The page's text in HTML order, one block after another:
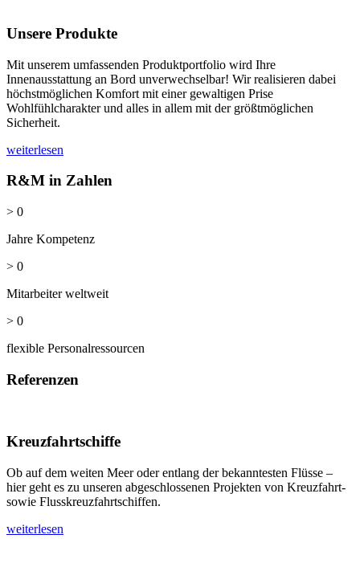
Unsere Produkte
Mit unserem umfassenden Produktportfolio wird Ihre
Innenausstattung an Bord unverwechselbar! Wir realisieren dabei
höchstmöglichen Komfort mit einer gewaltigen Prise
Wohlfühlcharakter und alles in allem mit der größtmöglichen
Sicherheit.
weiterlesen
R&M in Zahlen
> 0
Jahre Kompetenz
> 0
Mitarbeiter weltweit
> 0
flexible Personalressourcen
Referenzen
Kreuzfahrtschiffe
Ob auf dem weiten Meer oder entlang der bekanntesten Flüsse –
hier geht es zu unseren abgeschlossenen Projekten von Kreuzfahrt-
sowie Flusskreuzfahrtschiffen.
weiterlesen